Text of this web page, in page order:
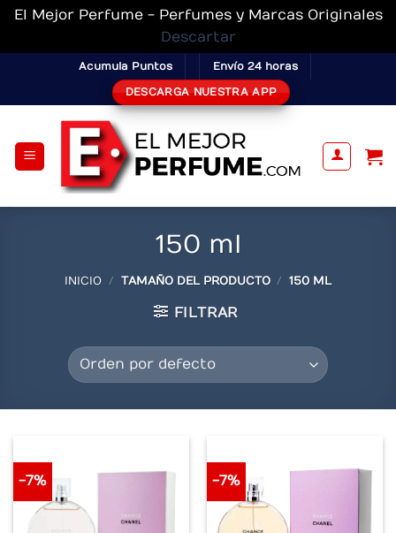
El Mejor Perfume - Perfumes y Marcas Originales
Descartar
content
Acumula Puntos Envío 24 horas
DESCARGA NUESTRA APP
150 ml
INICIO / TAMAÑO DEL PRODUCTO / 150 ML
FILTRAR
-7% -7%